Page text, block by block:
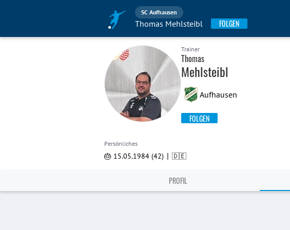
SC Aufhausen
Thomas Mehlsteibl FOLGEN
Trainer
Thomas
Mehlsteibl
Aufhausen
FOLGEN
Persönliches
🎂 15.05.1984 (42) | 🇩🇪
PROFIL